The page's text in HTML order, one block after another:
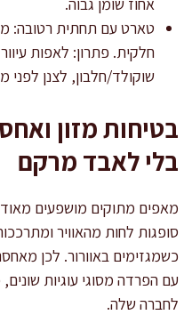
טארט עם תחתית רטובה:
חלקית. פתרון: לאפות
שוקולד/חלבון, לצנן לפני
בטיחות מזון
בלי לאבד מרקם
מאפים מתוקים מושפעים מאוד
סופגות לחות מהאוויר
כשמגזימים באוורור. לכן
עם הפרדה מסוגי עוגיות
לחברה שלה.